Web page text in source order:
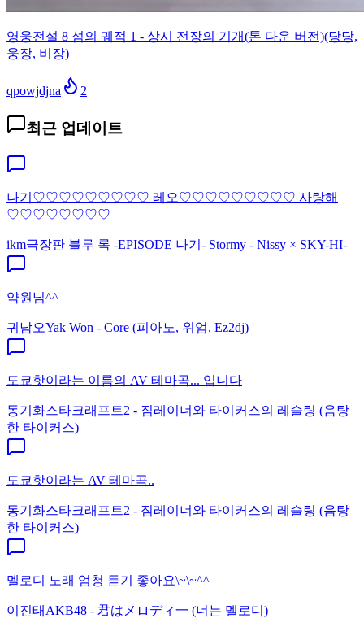
영웅전설 8 섬의 궤적 1 - 상시 전장의 기개(톤 다운 버전)(당당,
웅장, 비장)
qpowjdjna 2
최근 업데이트
나기♡♡♡♡♡♡♡♡♡ 레오♡♡♡♡♡♡♡♡♡ 사랑해
♡♡♡♡♡♡♡♡
ikm극장판 블루 록 -EPISODE 나기- Stormy - Nissy × SKY-HI-
약원님^^
귀남오Yak Won - Core (피아노, 위엄, Ez2dj)
도쿄핫이라는 이름의 AV 테마곡... 입니다
동기화스타크래프트2 - 짐레이너와 타이커스의 레슬링 (음탕
한 타이커스)
도쿄핫이라는 AV 테마곡..
동기화스타크래프트2 - 짐레이너와 타이커스의 레슬링 (음탕
한 타이커스)
멜로디 노래 엄청 듣기 좋아요\~\~^^
이진태 AKB48 - 君はメロディ一 (너는 멜로디)